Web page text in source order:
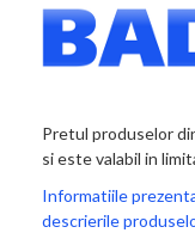
Pretul produselor
si este valabil in
Informatiile
descrierile